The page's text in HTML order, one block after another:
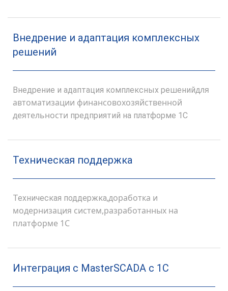
Внедрение и адаптация комплексных
решений
Внедрение и адаптация комплексных решенийдля
автоматизации финансовохозяйственной
деятельности предприятий на платформе 1С
Техническая поддержка
Техническая поддержка,доработка и
модернизация систем,разработанных на
платформе 1С
Интеграция с MasterSCADA с 1С